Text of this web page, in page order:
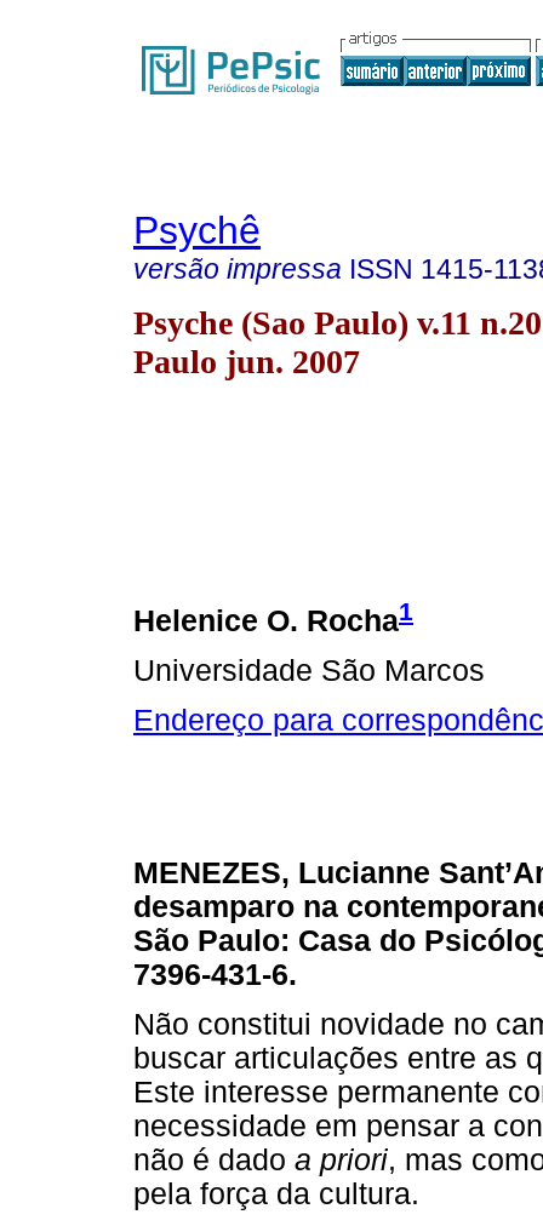
Psychê
versão impressa ISSN 1415-
Psyche (Sao Paulo) v.11
Paulo jun. 2007
Helenice O. Rocha1
Universidade São Marcos
Endereço para
MENEZES, Lucianne
desamparo na
São Paulo: Casa do
7396-431-6.
Não constitui novidade no
buscar articulações entre as
Este interesse permanente
necessidade em pensar a
não é dado a priori, mas
pela força da cultura.